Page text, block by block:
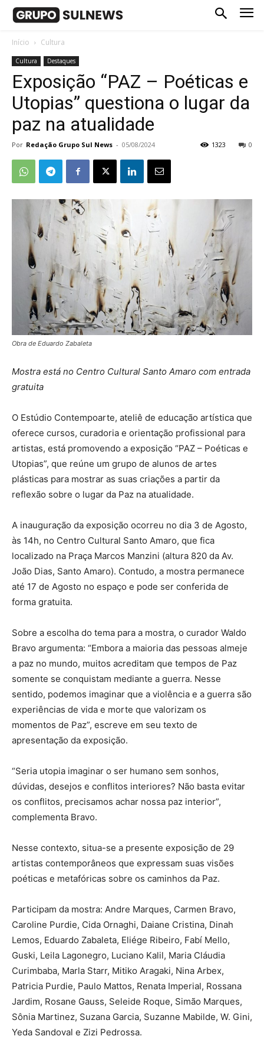
Início Cultura
Cultura Destaques
Exposição “PAZ – Poéticas e
Utopias” questiona o lugar da
paz na atualidade
Por Redação Grupo Sul News - 05/08/2024 0
1323
Obra de Eduardo Zabaleta
Mostra está no Centro Cultural Santo Amaro com entrada
gratuita
O Estúdio Contempoarte, ateliê de educação artística que
oferece cursos, curadoria e orientação profissional para
artistas, está promovendo a exposição “PAZ – Poéticas e
Utopias”, que reúne um grupo de alunos de artes
plásticas para mostrar as suas criações a partir da
reflexão sobre o lugar da Paz na atualidade.
A inauguração da exposição ocorreu no dia 3 de Agosto,
às 14h, no Centro Cultural Santo Amaro, que fica
localizado na Praça Marcos Manzini (altura 820 da Av.
João Dias, Santo Amaro). Contudo, a mostra permanece
até 17 de Agosto no espaço e pode ser conferida de
forma gratuita.
Sobre a escolha do tema para a mostra, o curador Waldo
Bravo argumenta: “Embora a maioria das pessoas almeje
a paz no mundo, muitos acreditam que tempos de Paz
somente se conquistam mediante a guerra. Nesse
sentido, podemos imaginar que a violência e a guerra são
experiências de vida e morte que valorizam os
momentos de Paz”, escreve em seu texto de
apresentação da exposição.
“Seria utopia imaginar o ser humano sem sonhos,
dúvidas, desejos e conflitos interiores? Não basta evitar
os conflitos, precisamos achar nossa paz interior”,
complementa Bravo.
Nesse contexto, situa-se a presente exposição de 29
artistas contemporâneos que expressam suas visões
poéticas e metafóricas sobre os caminhos da Paz.
Participam da mostra: Andre Marques, Carmen Bravo,
Caroline Purdie, Cida Ornaghi, Daiane Cristina, Dinah
Lemos, Eduardo Zabaleta, Eliége Ribeiro, Fabí Mello,
Guski, Leila Lagonegro, Luciano Kalil, Maria Cláudia
Curimbaba, Marla Starr, Mitiko Aragaki, Nina Arbex,
Patricia Purdie, Paulo Mattos, Renata Imperial, Rossana
Jardim, Rosane Gauss, Seleide Roque, Simão Marques,
Sônia Martinez, Suzana Garcia, Suzanne Mabilde, W. Gini,
Yeda Sandoval e Zizi Pedrossa.